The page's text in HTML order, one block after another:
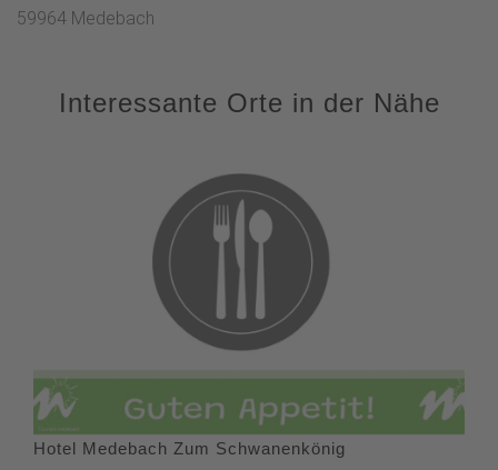
59964 Medebach
Interessante Orte in der Nähe
Hotel Medebach Zum Schwanenkönig